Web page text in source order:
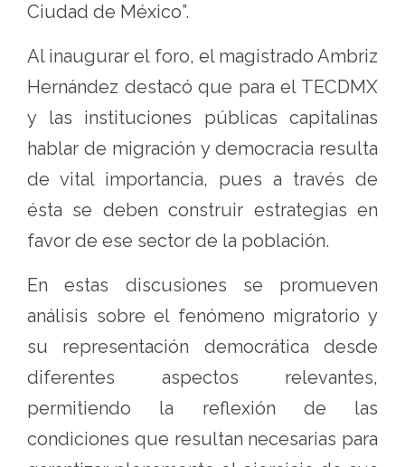
Ciudad de México”.
Al inaugurar el foro, el magistrado Ambriz
Hernández destacó que para el TECDMX
y las instituciones públicas capitalinas
hablar de migración y democracia resulta
de vital importancia, pues a través de
ésta se deben construir estrategias en
favor de ese sector de la población.
En estas discusiones se promueven
análisis sobre el fenómeno migratorio y
su representación democrática desde
diferentes aspectos relevantes,
permitiendo la reflexión de las
condiciones que resultan necesarias para